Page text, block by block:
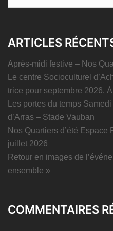
ARTICLES
Après-midi festive – Nos
Le centre Socioculturel
trice pour septembre 2026.
Les portes du temps
d’Arras – Stade Vauban
Nos Quartiers d’été
juillet 2026
Retour en images de
ensemble »
COMMENTAIRES